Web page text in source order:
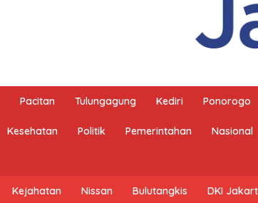
Pacitan Tulungagung Kediri Ponorogo
Kesehatan Politik Pemerintahan Nasional
Kejahatan Nissan Bulutangkis DKI